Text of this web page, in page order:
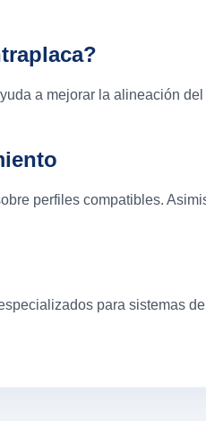
a mejorar la alineación
perfiles compatibles.
para sistemas